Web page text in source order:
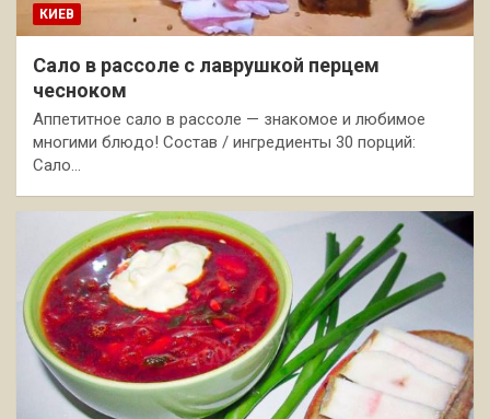
КИЕВ
Сало в рассоле с лаврушкой перцем
чесноком
Аппетитное сало в рассоле — знакомое и любимое
многими блюдо! Состав / ингредиенты 30 порций:
Сало…